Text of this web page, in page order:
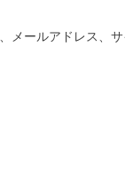
メールアドレス、サ